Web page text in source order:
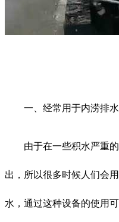
一、经常用于内涝排水
由于在一些积水严重的
出，所以很多时候人们会
水，通过这种设备的使用